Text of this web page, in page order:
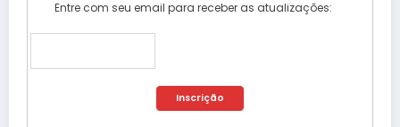
Entre com seu email para receber as atualizações: